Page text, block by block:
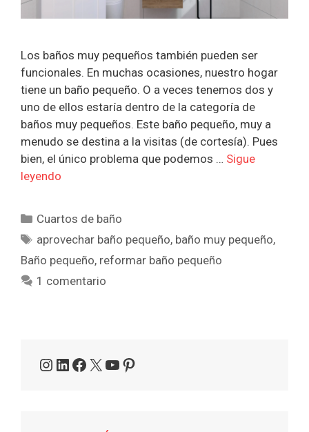
Los baños muy pequeños también pueden ser
funcionales. En muchas ocasiones, nuestro hogar
tiene un baño pequeño. O a veces tenemos dos y
uno de ellos estaría dentro de la categoría de
baños muy pequeños. Este baño pequeño, muy a
menudo se destina a la visitas (de cortesía). Pues
bien, el único problema que podemos … Sigue
leyendo
Categorías
Cuartos de baño
Etiquetas
aprovechar baño pequeño, baño muy pequeño,
Baño pequeño, reformar baño pequeño
1 comentario
Instagram
LinkedIn
Facebook
X YouTube
Pinterest